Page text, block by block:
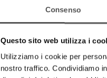
Consenso
Questo sito web utilizza i
Utilizziamo i cookie per
nostro traffico. Condividiamo